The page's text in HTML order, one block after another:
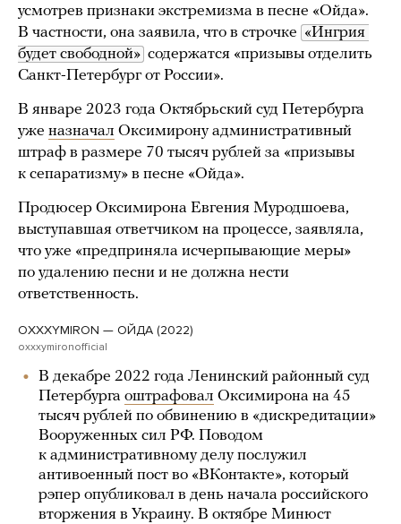
усмотрев признаки экстремизма в песне «Ойда».
В частности, она заявила, что в строчке «Ингрия
будет свободной» содержатся «призывы отделить
Санкт-Петербург от России».
В январе 2023 года Октябрьский суд Петербурга
уже назначал Оксимирону административный
штраф в размере 70 тысяч рублей за «призывы
к сепаратизму» в песне «Ойда».
Продюсер Оксимирона Евгения Муродшоева,
выступавшая ответчиком на процессе, заявляла,
что уже «предприняла исчерпывающие меры»
по удалению песни и не должна нести
ответственность.
OXXXYMIRON — ОЙДА (2022)
oxxxymironofficial
В декабре 2022 года Ленинский районный суд
Петербурга оштрафовал Оксимирона на 45
тысяч рублей по обвинению в «дискредитации»
Вооруженных сил РФ. Поводом
к административному делу послужил
антивоенный пост во «ВКонтакте», который
рэпер опубликовал в день начала российского
вторжения в Украину. В октябре Минюст